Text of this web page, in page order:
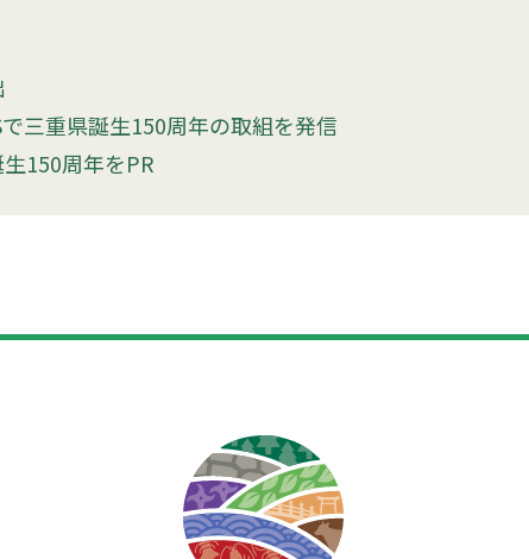
三重県誕生150周年の取組を発信
150周年をPR